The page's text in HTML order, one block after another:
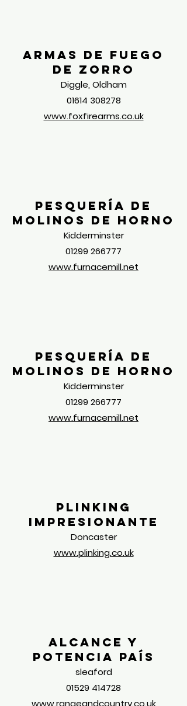
Armas de fuego
de zorro
Diggle, Oldham
01614 308278
www.foxfirearms.co.uk
Pesquería de
molinos de horno
Kidderminster
01299 266777
www.furnacemill.net
Pesquería de
molinos de horno
Kidderminster
01299 266777
www.furnacemill.net
Plinking
impresionante
Doncaster
www.plinking.co.uk
Alcance y
potencia País
sleaford
01529 414728
www.rangeandcountry.co.uk